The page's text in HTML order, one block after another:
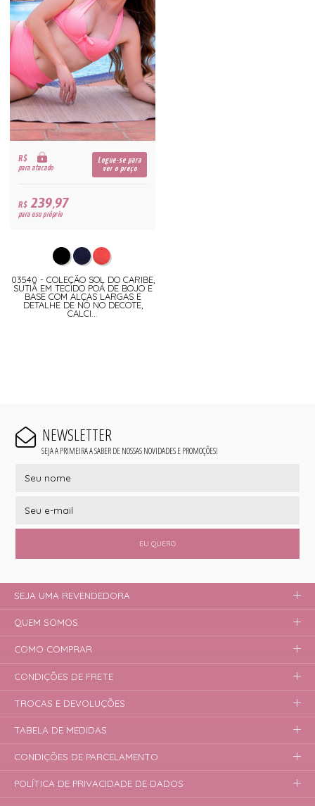
R$
para atacado
Logue-se para
ver o preço
R$239,97
para uso próprio
03540 - COLEÇÃO SOL DO CARIBE,
SUTIÃ EM TECIDO POÁ DE BOJO E
BASE COM ALÇAS LARGAS E
DETALHE DE NÓ NO DECOTE,
CALCI...
NEWSLETTER
SEJA A PRIMEIRA A SABER DE NOSSAS NOVIDADES E PROMOÇÕES!
EU QUERO
SEJA UMA REVENDEDORA
QUEM SOMOS
COMO COMPRAR
CONDIÇÕES DE FRETE
TROCAS E DEVOLUÇÕES
TABELA DE MEDIDAS
CONDIÇÕES DE PARCELAMENTO
POLÍTICA DE PRIVACIDADE DE DADOS